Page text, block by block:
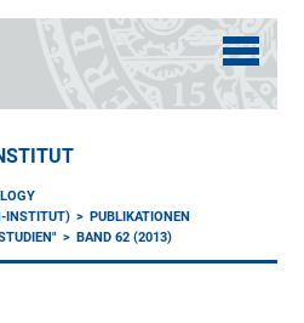
INSTITUT)
PUBLIKATIONEN
BAND 62 (2013)